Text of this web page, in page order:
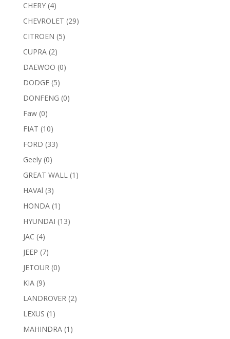
CHERY (4)
CHEVROLET (29)
CITROEN (5)
CUPRA (2)
DAEWOO (0)
DODGE (5)
DONFENG (0)
Faw (0)
FIAT (10)
FORD (33)
Geely (0)
GREAT WALL (1)
HAVAl (3)
HONDA (1)
HYUNDAI (13)
JAC (4)
JEEP (7)
JETOUR (0)
KIA (9)
LANDROVER (2)
LEXUS (1)
MAHINDRA (1)